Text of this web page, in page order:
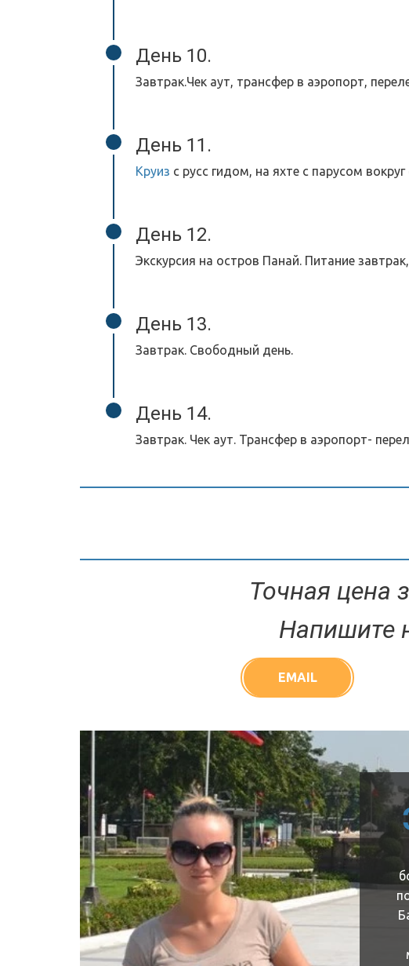
День 10.
Завтрак.Чек аут, трансфер в аэропорт,
День 11.
Круиз с русс гидом, на яхте с парусом
День 12.
Экскурсия на остров Панай. Питание
День 13.
Завтрак. Свободный день.
День 14.
Завтрак. Чек аут. Трансфер в аэропорт-
Точная цена
Напишите
EMAIL